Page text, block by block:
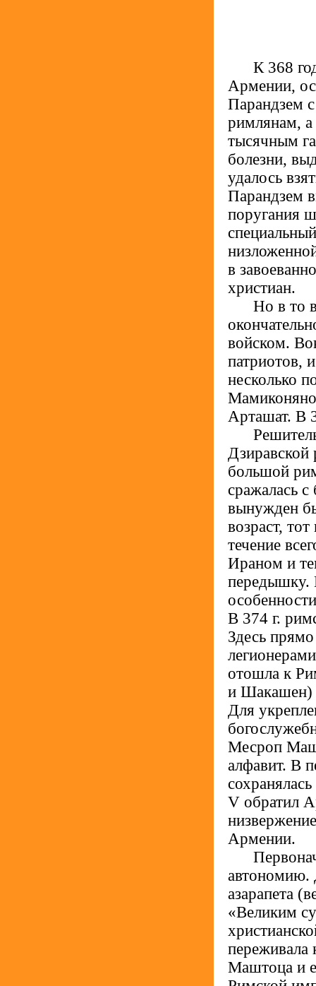
К 368
Армении,
Парандзем
римлянам,
тысячным
болезни,
удалось
Парандзем
поругания
в
христиан.
Но в то
войском.
патриотов,
несколько
Арташат. В
большой
сражалась
вынужден
возраст,
течение
Ираном и
передышку.
В 374 г.
Здесь
отошла к
и Шакашен)
Для
Месроп
алфавит. В
V обратил
Армении.
автономию.
азарапета
«Великим
переживала
Маштоца и